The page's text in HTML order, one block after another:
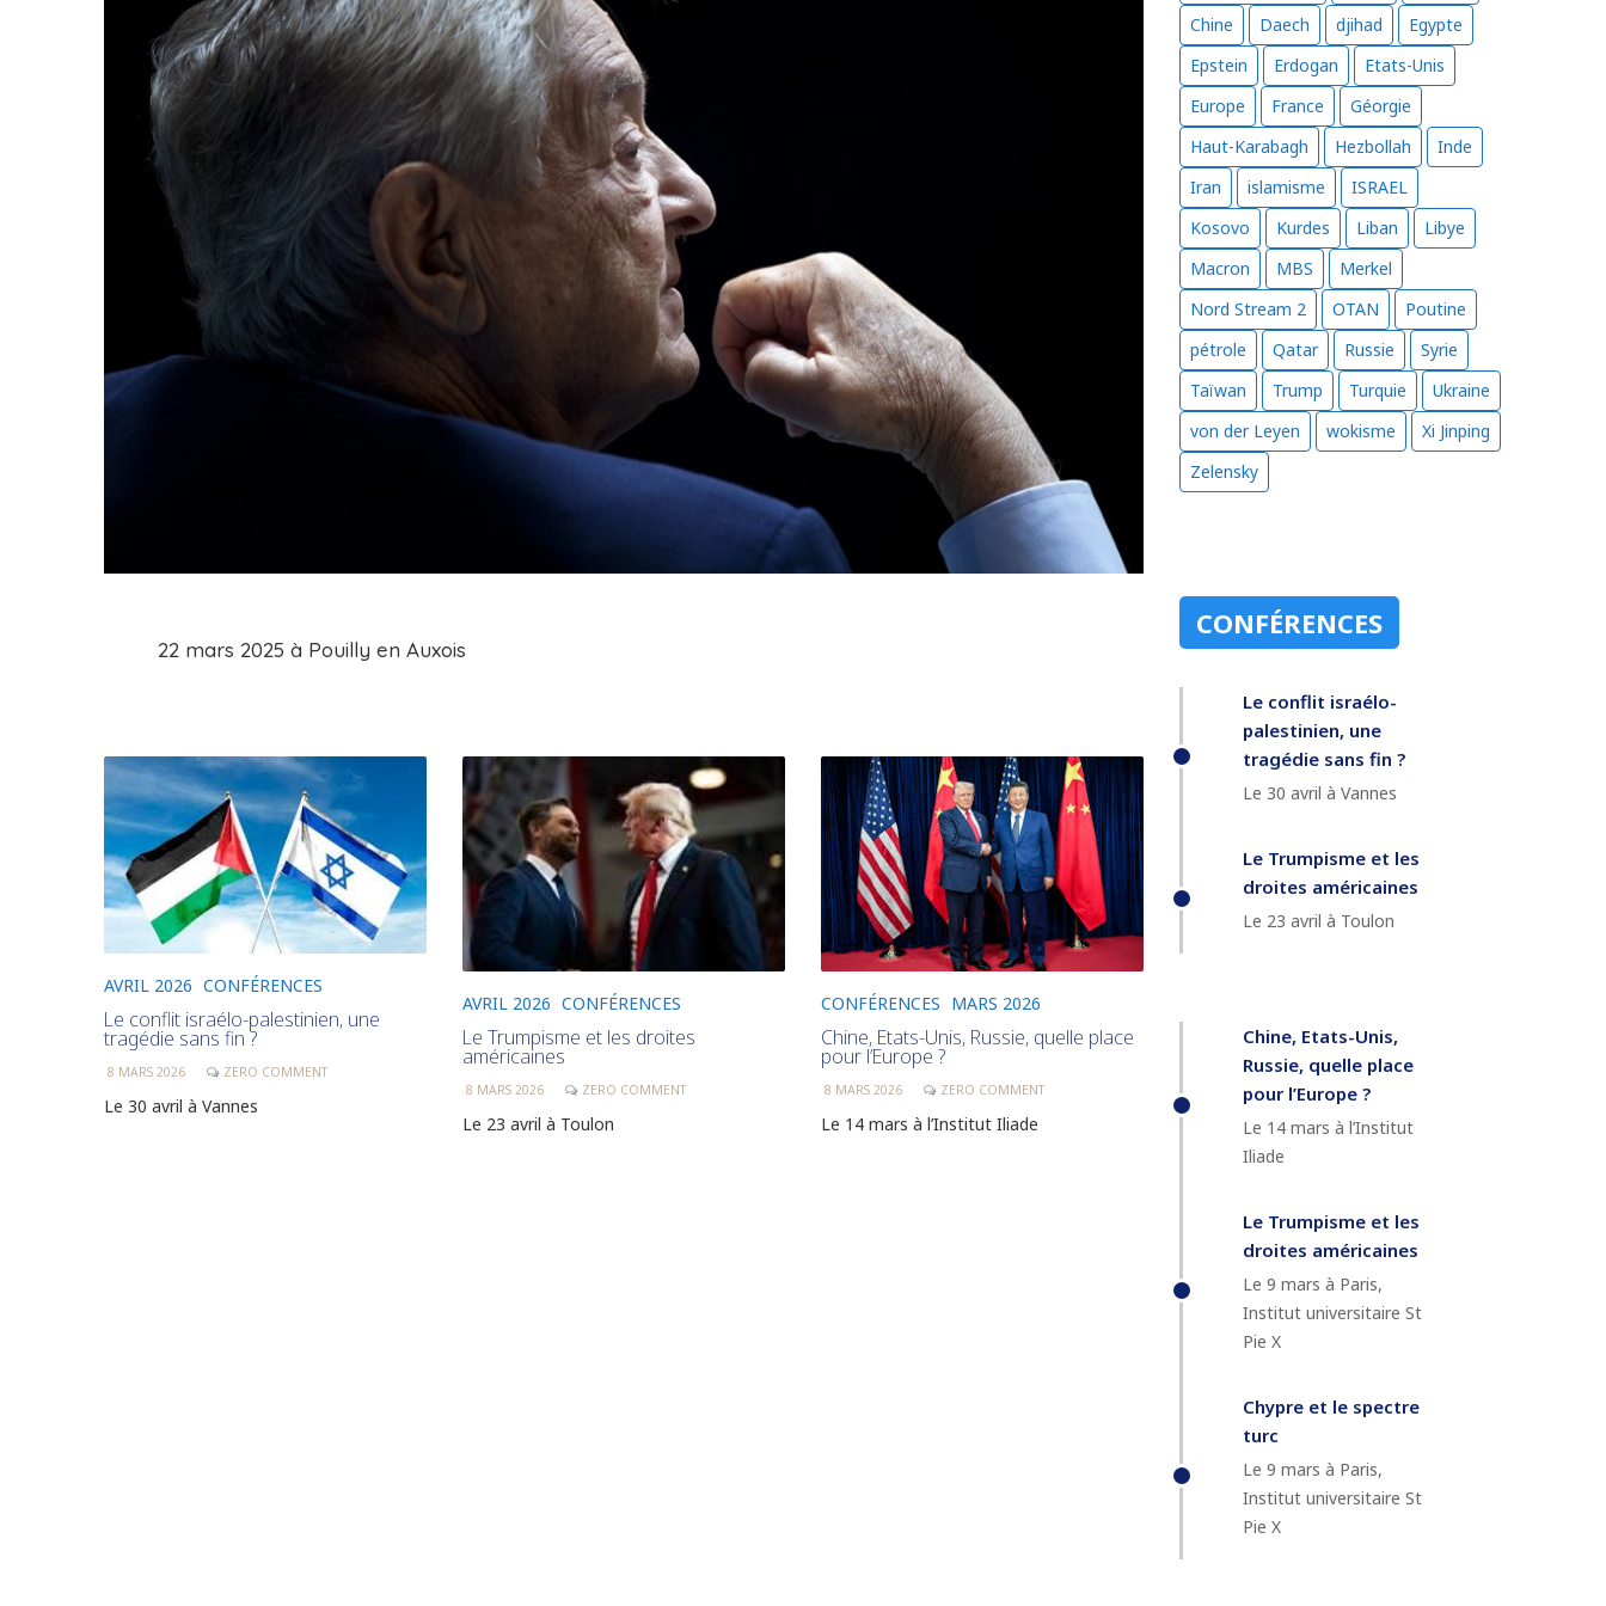
22 mars 2025 à Pouilly en Auxois
AVRIL 2026 CONFÉRENCES
Le conflit israélo-palestinien, une
tragédie sans fin ?
8 MARS 2026 ZERO COMMENT
Le 30 avril à Vannes
AVRIL 2026 CONFÉRENCES
Le Trumpisme et les droites
américaines
8 MARS 2026 ZERO COMMENT
Le 23 avril à Toulon
CONFÉRENCES MARS 2026
Chine, Etats-Unis, Russie, quelle place
pour l’Europe ?
8 MARS 2026 ZERO COMMENT
Le 14 mars à l’Institut Iliade
Chine
Daech djihad
Egypte
Epstein
Erdogan
Etats-Unis
Europe
France
Géorgie
Haut-Karabagh
Hezbollah
Inde
Iran
islamisme
ISRAEL
Kosovo
Kurdes Liban
Libye
Macron
MBS
Merkel
Nord Stream 2
OTAN
Poutine
pétrole
Qatar Russie
Syrie
Taïwan
Trump Turquie
Ukraine
von der Leyen
wokisme
Xi Jinping
Zelensky
CONFÉRENCES
Le conflit israélo-
palestinien, une
tragédie sans fin ?
Le 30 avril à Vannes
Le Trumpisme et les
droites américaines
Le 23 avril à Toulon
Chine, Etats-Unis,
Russie, quelle place
pour l’Europe ?
Le 14 mars à l’Institut
Iliade
Le Trumpisme et les
droites américaines
Le 9 mars à Paris,
Institut universitaire St
Pie X
Chypre et le spectre
turc
Le 9 mars à Paris,
Institut universitaire St
Pie X